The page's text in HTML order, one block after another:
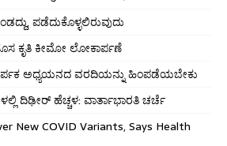
ಪಡೆದುಕೊಳ್ಳಲಿರುವುದು
ಕೃತಿ ಕೀಮೋ ಲೋಕಾರ್ಪಣೆ
ಅಧ್ಯಯನದ ವರದಿಯನ್ನು ಹಿಂಪಡೆಯಬೇಕು
ದಿಢೀರ್ ಹೆಚ್ಚಳ: ವಾರ್ತಾಭಾರತಿ ಚರ್ಚೆ
New COVID Variants, Says Health